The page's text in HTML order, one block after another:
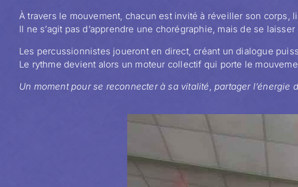
À travers le mouvement, chacun est invité à réveiller son corps,
Il ne s’agit pas d’apprendre une chorégraphie, mais de se
Les percussionnistes joueront en direct, créant un dialogue
Le rythme devient alors un moteur collectif qui porte le
Un moment pour se reconnecter à sa vitalité, partager l’énergie